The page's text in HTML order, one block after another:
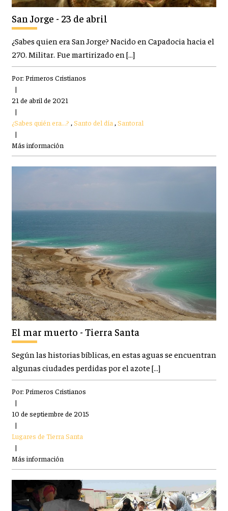
San Jorge - 23 de abril
¿Sabes quien era San Jorge? Nacido en Capadocia hacia el
270. Militar. Fue martirizado en […]
Por: Primeros Cristianos
|
21 de abril de 2021
|
¿Sabes quién era...? Santo del día Santoral
|
Más información
El mar muerto - Tierra Santa
Según las historias bíblicas, en estas aguas se encuentran
algunas ciudades perdidas por el azote […]
Por: Primeros Cristianos
|
10 de septiembre de 2015
|
Lugares de Tierra Santa
|
Más información